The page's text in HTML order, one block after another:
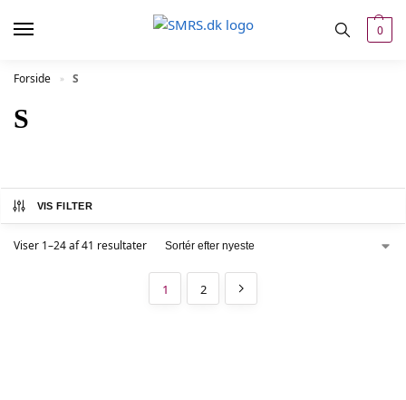
0
Forside » S
S
VIS FILTER
Viser 1–24 af 41 resultater
1 2